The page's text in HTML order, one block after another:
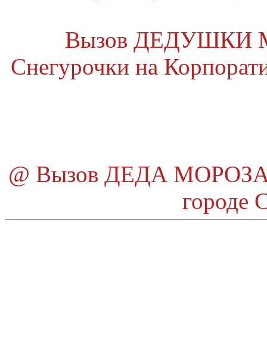
Вызов ДЕДУШКИ
Снегурочки на
@ Вызов ДЕДА МОРОЗА
городе